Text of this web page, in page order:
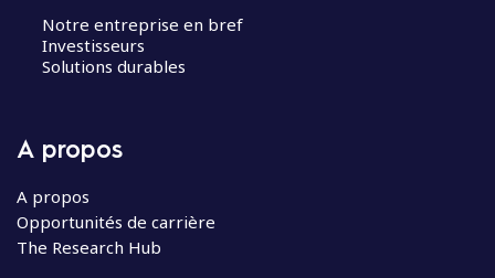
Notre entreprise en bref
Investisseurs
Solutions durables
A propos
A propos
Opportunités de carrière
The Research Hub